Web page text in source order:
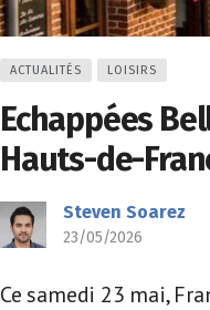
ACTUALITÉS LOISIRS
Echappées
Hauts-de-
Steven Soarez
23/05/2026
Ce samedi 23 mai,